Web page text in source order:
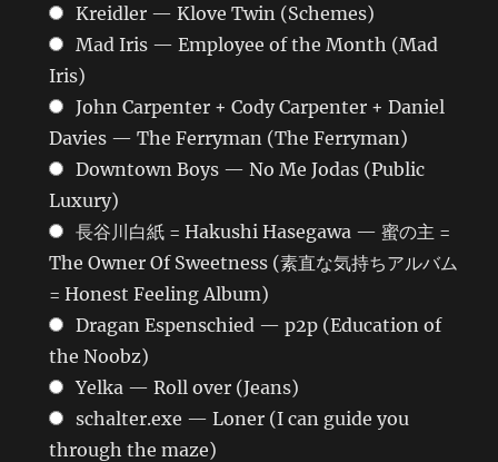
Kreidler — Klove Twin (Schemes)
Mad Iris — Employee of the Month (Mad
Iris)
John Carpenter + Cody Carpenter + Daniel
Davies — The Ferryman (The Ferryman)
Downtown Boys — No Me Jodas (Public
Luxury)
長谷川白紙 = Hakushi Hasegawa — 蜜の主 =
The Owner Of Sweetness (素直な気持ちアルバム
= Honest Feeling Album)
Dragan Espenschied — p2p (Education of
the Noobz)
Yelka — Roll over (Jeans)
schalter.exe — Loner (I can guide you
through the maze)